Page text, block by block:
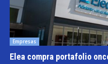
Empresas
Elea compra portafolio